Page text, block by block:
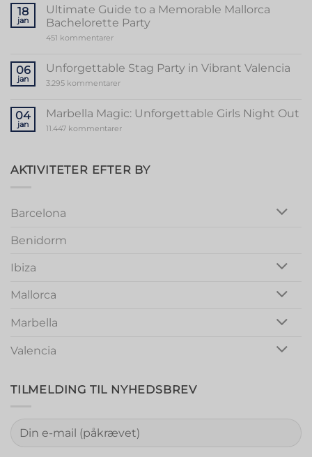
Sensational
World
of
18
jan
Ultimate Guide to a Memorable Mallorca
Bachelorette Party
451 kommentarertil
to
a
Memorable
Party
06
jan
Unforgettable Stag Party in Vibrant Valencia
3.295 kommentarertil
Party
in
Vibrant
04
jan
Marbella Magic: Unforgettable Girls Night Out
11.447 kommentarertil
Girls
Night
AKTIVITETER EFTER BY
Barcelona
Benidorm
Ibiza
Mallorca
Marbella
Valencia
TILMELDING TIL NYHEDSBREV